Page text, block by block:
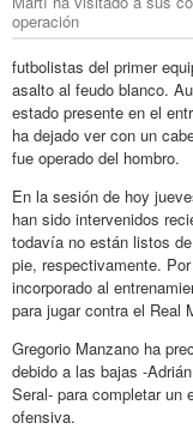
operación
futbolistas del primer
asalto al feudo blanco.
estado presente en el
ha dejado ver con un
fue operado del hombro.
En la sesión de hoy
han sido intervenidos
todavía no están listos
pie, respectivamente.
incorporado al
para jugar contra el Real
Gregorio Manzano ha
debido a las bajas -
Seral- para completar un
ofensiva.